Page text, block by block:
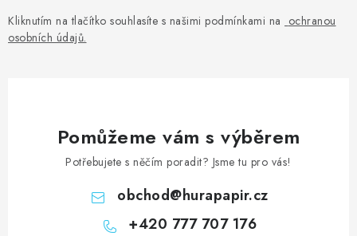
Kliknutím na tlačítko souhlasíte s našimi podmínkami na ochranou
osobních údajů.
Pomůžeme vám s výběrem
Potřebujete s něčím poradit? Jsme tu pro vás!
obchod@hurapapir.cz
+420 777 707 176